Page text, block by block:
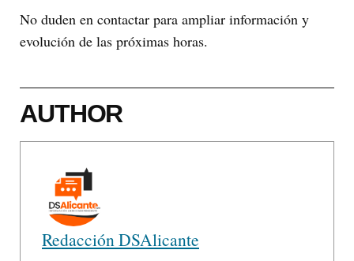
No duden en contactar para ampliar información y
evolución de las próximas horas.
AUTHOR
Redacción DSAlicante